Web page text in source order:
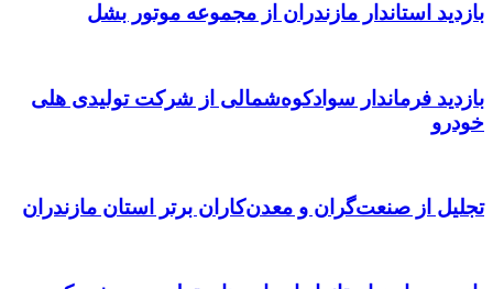
بازدید استاندار مازندران از مجموعه موتور بشل
بازدید فرماندار سوادکوه‌شمالی از شرکت تولیدی هلی
خودرو
تجلیل از صنعت‌گران و معدن‌کاران برتر استان مازندران